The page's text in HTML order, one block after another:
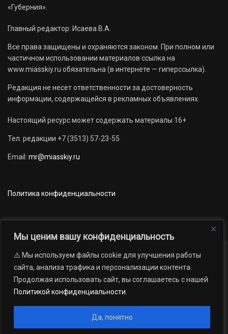
Мы ценим вашу конфиденциальность
⚠️ Мы используем файлы cookie для улучшения работы
сайта, анализа трафика и персонализации контента.
Продолжая использовать сайт, вы соглашаетесь с нашей
Политикой конфиденциальности
Да, понятно
«Губерния».
Главный редактор: Исаева В.А.
Все права защищены и охраняются законом. При полном или
частичном использовании материалов ссылка на
www.miasskiy.ru обязательна (в интернете — гиперссылка).
Редакция не несет ответственности за достоверность
информации, содержащейся в рекламных объявлениях.
Настоящий ресурс может содержать материалы 16+
Тел. редакции +7 (3513) 57-23-55
Email: mr@miasskiy.ru
Политика конфиденциальности
Новости Наши проекты
Официально
АРХИВ
16+
газеты «Миасский рабочий»; Областное государственное учреждение
«Издательский дом «Губерния». Все права защищены.
Андрей Петрович Попов